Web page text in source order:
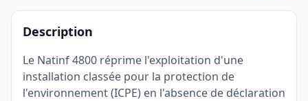
Description
Le Natinf 4800 réprime l'exploitation d'une
installation classée pour la protection de
l'environnement (ICPE) en l'absence de déclaration